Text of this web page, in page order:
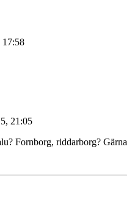
17:58
21:05
Fornborg, riddarborg? Gärna